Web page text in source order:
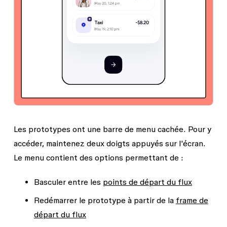
Les prototypes ont une barre de menu cachée. Pour y
accéder, maintenez deux doigts appuyés sur l'écran.
Le menu contient des options permettant de :
Basculer entre les points de départ du flux
Redémarrer le prototype à partir de la frame de
départ du flux